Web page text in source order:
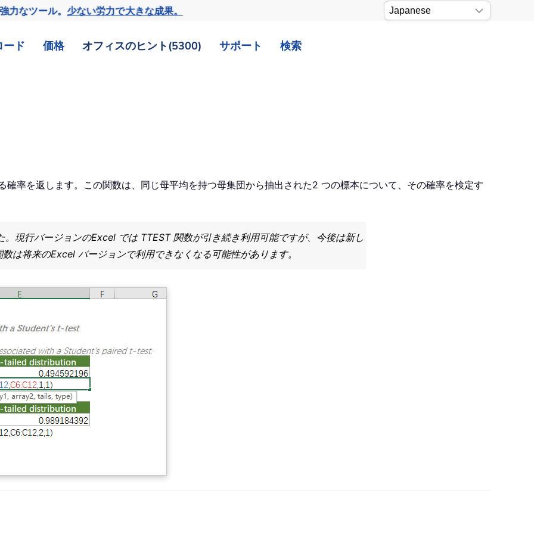
力なツール。少ない労力で大きな成果。
ード 価格 オフィスのヒント(5300) サポート 検索
率を返します。この関数は、同じ母平均を持つ母集団から抽出された2 つの標本について、その確率を検定す
。現行バージョンのExcel では TTEST 関数が引き続き利用可能ですが、今後は新し
は将来のExcel バージョンで利用できなくなる可能性があります。